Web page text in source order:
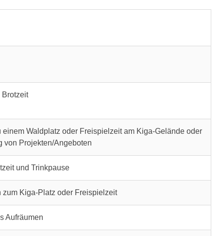
Brotzeit
einem Waldplatz oder Freispielzeit am Kiga-Gelände oder
von Projekten/Angeboten
und Trinkpause
zum Kiga-Platz oder Freispielzeit
Aufräumen